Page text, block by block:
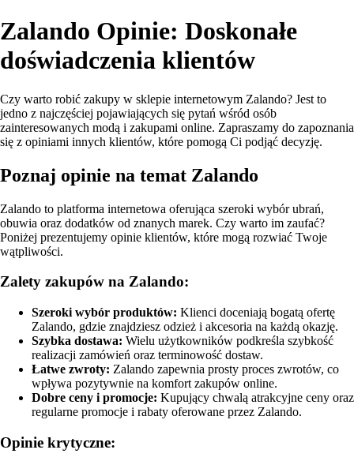
Zalando Opinie: Doskonałe
doświadczenia klientów
Czy warto robić zakupy w sklepie internetowym Zalando? Jest to
jedno z najczęściej pojawiających się pytań wśród osób
zainteresowanych modą i zakupami online. Zapraszamy do zapoznania
się z opiniami innych klientów, które pomogą Ci podjąć decyzję.
Poznaj opinie na temat Zalando
Zalando to platforma internetowa oferująca szeroki wybór ubrań,
obuwia oraz dodatków od znanych marek. Czy warto im zaufać?
Poniżej prezentujemy opinie klientów, które mogą rozwiać Twoje
wątpliwości.
Zalety zakupów na Zalando:
Szeroki wybór produktów: Klienci doceniają bogatą ofertę
Zalando, gdzie znajdziesz odzież i akcesoria na każdą okazję.
Szybka dostawa: Wielu użytkowników podkreśla szybkość
realizacji zamówień oraz terminowość dostaw.
Łatwe zwroty: Zalando zapewnia prosty proces zwrotów, co
wpływa pozytywnie na komfort zakupów online.
Dobre ceny i promocje: Kupujący chwalą atrakcyjne ceny oraz
regularne promocje i rabaty oferowane przez Zalando.
Opinie krytyczne: